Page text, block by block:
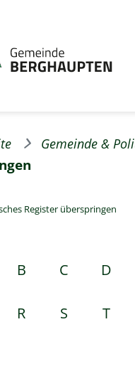
Gemeinde &
Register überspringen
B C D
R S T